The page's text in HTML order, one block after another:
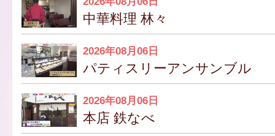
中華料理 林々
2026年08月06日
パティスリーアンサンブル
2026年08月06日
本店 鉄なべ